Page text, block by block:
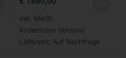
inkl. MwSt.
Kostenloser Versand
Lieferzeit: Auf Nachfrage